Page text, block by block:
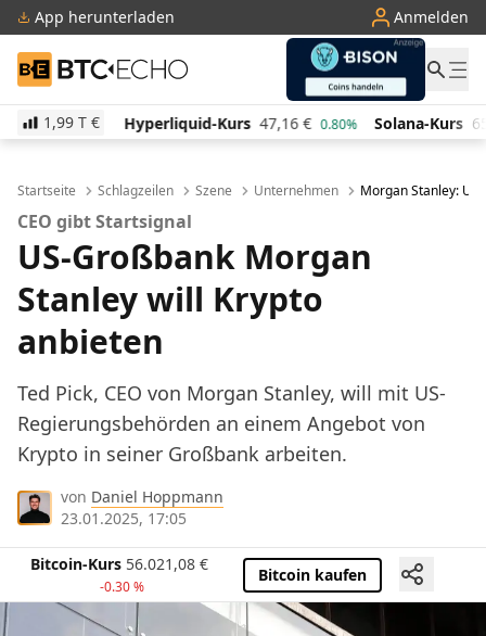
App herunterladen Anmelden
BTC-ECHO
1,99 T €
1.40% Hyperliquid-Kurs 47,16 € 0.80% Solana-Kurs 65,89 €
Startseite Schlagzeilen Szene Unternehmen Morgan Stanley:
CEO gibt Startsignal
US-Großbank Morgan
Stanley will Krypto
anbieten
Ted Pick, CEO von Morgan Stanley, will mit US-
Regierungsbehörden an einem Angebot von
Krypto in seiner Großbank arbeiten.
von Daniel Hoppmann
23.01.2025, 17:05
Bitcoin-Kurs 56.021,08 €
-0.30 %
Bitcoin kaufen